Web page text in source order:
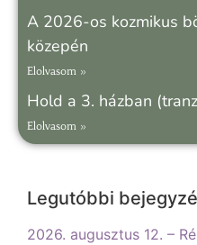
A 2026-os kozmikus
közepén
Elolvasom »
Hold a 3. házban
Elolvasom »
Legutóbbi
2026. augusztus 12. –